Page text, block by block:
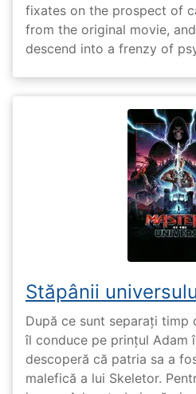
fixates on the prospect of
from the original movie,
descend into a frenzy of
Stăpânii
După ce sunt separați timp
îl conduce pe prințul Adam
descoperă că patria sa a
malefică a lui Skeletor.